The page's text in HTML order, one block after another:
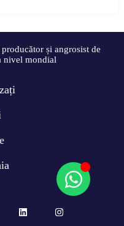
și angrosist de
nivel mondial